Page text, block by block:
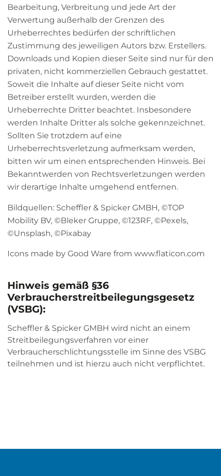
Bearbeitung, Verbreitung und jede Art der
Verwertung außerhalb der Grenzen des
Urheberrechtes bedürfen der schriftlichen
Zustimmung des jeweiligen Autors bzw. Erstellers.
Downloads und Kopien dieser Seite sind nur für den
privaten, nicht kommerziellen Gebrauch gestattet.
Soweit die Inhalte auf dieser Seite nicht vom
Betreiber erstellt wurden, werden die
Urheberrechte Dritter beachtet. Insbesondere
werden Inhalte Dritter als solche gekennzeichnet.
Sollten Sie trotzdem auf eine
Urheberrechtsverletzung aufmerksam werden,
bitten wir um einen entsprechenden Hinweis. Bei
Bekanntwerden von Rechtsverletzungen werden
wir derartige Inhalte umgehend entfernen.
Bildquellen: Scheffler & Spicker GMBH, ©TOP
Mobility BV, ©Bleker Gruppe, ©123RF, ©Pexels,
©Unsplash, ©Pixabay
Icons made by Good Ware from www.flaticon.com
Hinweis gemäß §36
Verbraucherstreitbeilegungsgesetz
(VSBG):
Scheffler & Spicker GMBH wird nicht an einem
Streitbeilegungsverfahren vor einer
Verbraucherschlichtungsstelle im Sinne des VSBG
teilnehmen und ist hierzu auch nicht verpflichtet.